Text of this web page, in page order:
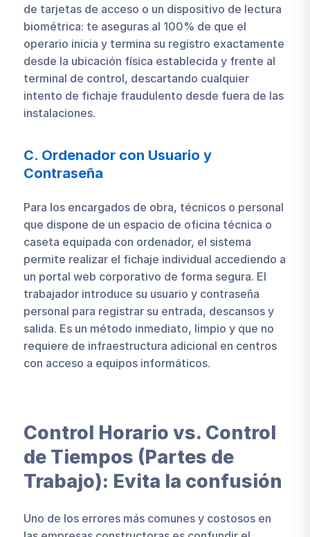
de tarjetas de acceso o un dispositivo de lectura
biométrica: te aseguras al 100% de que el
operario inicia y termina su registro exactamente
desde la ubicación física establecida y frente al
terminal de control, descartando cualquier
intento de fichaje fraudulento desde fuera de las
instalaciones.
C. Ordenador con Usuario y
Contraseña
Para los encargados de obra, técnicos o personal
que dispone de un espacio de oficina técnica o
caseta equipada con ordenador, el sistema
permite realizar el fichaje individual accediendo a
un portal web corporativo de forma segura. El
trabajador introduce su usuario y contraseña
personal para registrar su entrada, descansos y
salida. Es un método inmediato, limpio y que no
requiere de infraestructura adicional en centros
con acceso a equipos informáticos.
Control Horario vs. Control
de Tiempos (Partes de
Trabajo): Evita la confusión
Uno de los errores más comunes y costosos en